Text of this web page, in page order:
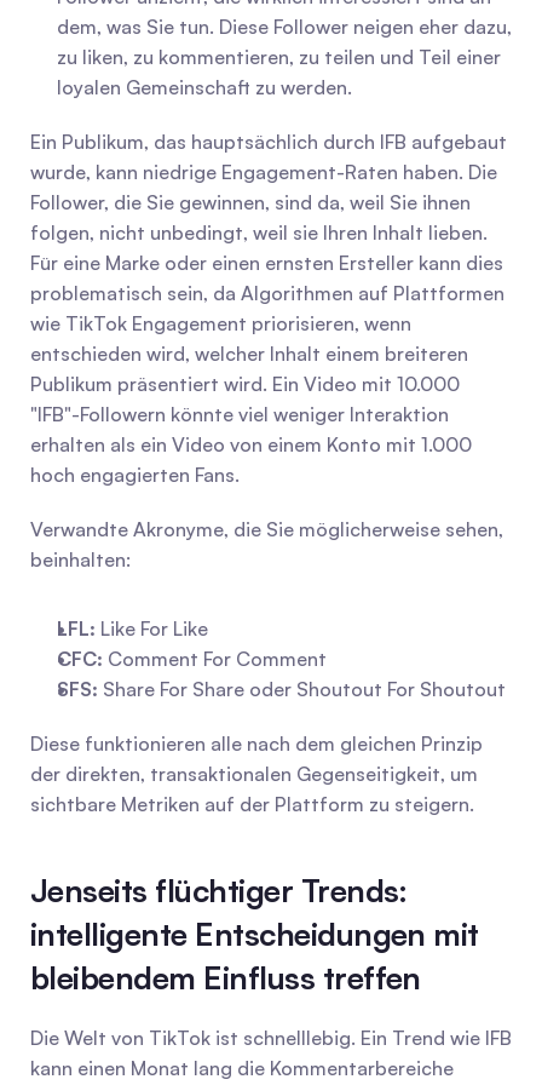
dem, was Sie tun. Diese Follower neigen eher dazu,
zu liken, zu kommentieren, zu teilen und Teil einer
loyalen Gemeinschaft zu werden.
Ein Publikum, das hauptsächlich durch IFB aufgebaut
wurde, kann niedrige Engagement-Raten haben. Die
Follower, die Sie gewinnen, sind da, weil Sie ihnen
folgen, nicht unbedingt, weil sie Ihren Inhalt lieben.
Für eine Marke oder einen ernsten Ersteller kann dies
problematisch sein, da Algorithmen auf Plattformen
wie TikTok Engagement priorisieren, wenn
entschieden wird, welcher Inhalt einem breiteren
Publikum präsentiert wird. Ein Video mit 10.000
"IFB"-Followern könnte viel weniger Interaktion
erhalten als ein Video von einem Konto mit 1.000
hoch engagierten Fans.
Verwandte Akronyme, die Sie möglicherweise sehen,
beinhalten:
LFL: Like For Like
CFC: Comment For Comment
SFS: Share For Share oder Shoutout For Shoutout
Diese funktionieren alle nach dem gleichen Prinzip
der direkten, transaktionalen Gegenseitigkeit, um
sichtbare Metriken auf der Plattform zu steigern.
Jenseits flüchtiger Trends:
intelligente Entscheidungen mit
bleibendem Einfluss treffen
Die Welt von TikTok ist schnelllebig. Ein Trend wie IFB
kann einen Monat lang die Kommentarbereiche